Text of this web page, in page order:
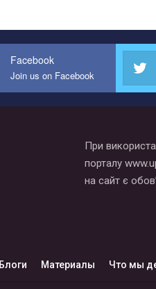
Facebook
Join us on Facebook
При
порталу
на сайт є
Блоги Материалы Что мы